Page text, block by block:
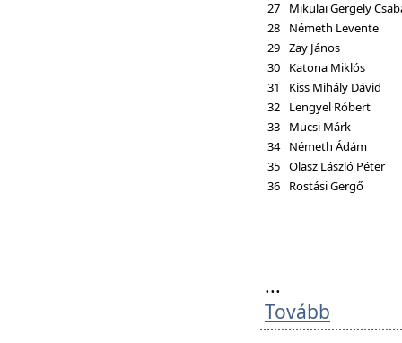
27
Mikulai Gergely
28
Németh Levente
29 Zay János
30
Katona Miklós
31
Kiss Mihály Dávid
32
Lengyel Róbert
33
Mucsi Márk
34
Németh Ádám
35 Olasz László Péter
36
Rostási Gergő
...
Tovább